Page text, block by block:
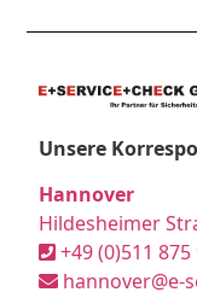
Unsere
Hannover
Hildesheimer
+49 (0)511 875
hannover@e-